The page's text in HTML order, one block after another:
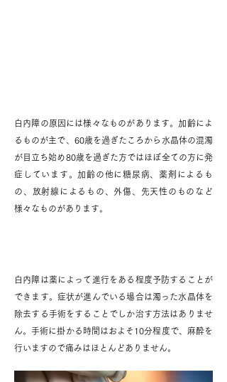
白内障の原因には様々なものがあります。加齢によ
るものが主で、60歳を過ぎたころから水晶体の混濁
が目立ち始め80歳を過ぎた方ではほぼ全ての方に発
症しています。加齢の他に糖尿病、薬剤によるも
の、放射線によるもの、外傷、先天性のものなど
様々なものがあります。
白内障は薬によって進行をある程度予防することが
できます。症状が進んでいる場合は濁った水晶体を
除去する手術をすることでしか治す方法はありませ
ん。手術に掛かる時間はおよそ10分程度で、麻酔を
行いますので痛みはほとんどありません。